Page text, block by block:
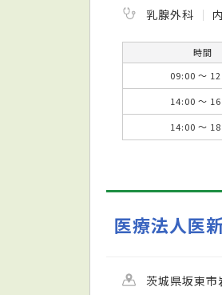
乳腺外科
時間
09:00 ～
14:00 ～
14:00 ～
医療法人医
茨城県坂東